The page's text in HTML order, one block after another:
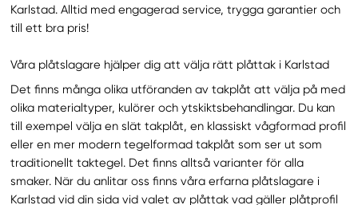
Karlstad. Alltid med engagerad service, trygga garantier och
till ett bra pris!
Våra plåtslagare hjälper dig att välja rätt plåttak i Karlstad
Det finns många olika utföranden av takplåt att välja på med
olika materialtyper, kulörer och ytskiktsbehandlingar. Du kan
till exempel välja en slät takplåt, en klassiskt vågformad profil
eller en mer modern tegelformad takplåt som ser ut som
traditionellt taktegel. Det finns alltså varianter för alla
smaker. När du anlitar oss finns våra erfarna plåtslagare i
Karlstad vid din sida vid valet av plåttak vad gäller plåtprofil